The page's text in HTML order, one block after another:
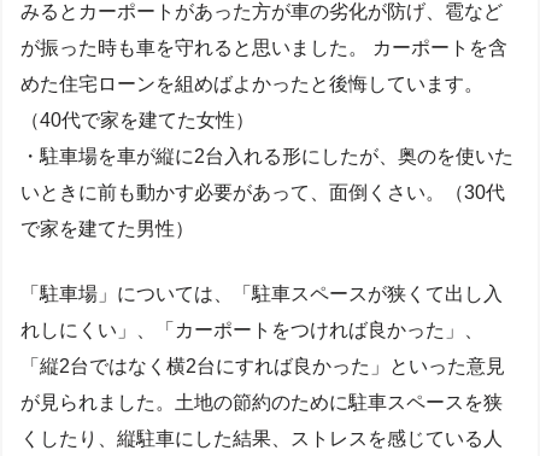
みるとカーポートがあった方が車の劣化が防げ、雹など
が振った時も車を守れると思いました。 カーポートを含
めた住宅ローンを組めばよかったと後悔しています。
（40代で家を建てた女性）
・駐車場を車が縦に2台入れる形にしたが、奥のを使いた
いときに前も動かす必要があって、面倒くさい。（30代
で家を建てた男性）
「駐車場」については、「駐車スペースが狭くて出し入
れしにくい」、「カーポートをつければ良かった」、
「縦2台ではなく横2台にすれば良かった」といった意見
が見られました。土地の節約のために駐車スペースを狭
くしたり、縦駐車にした結果、ストレスを感じている人